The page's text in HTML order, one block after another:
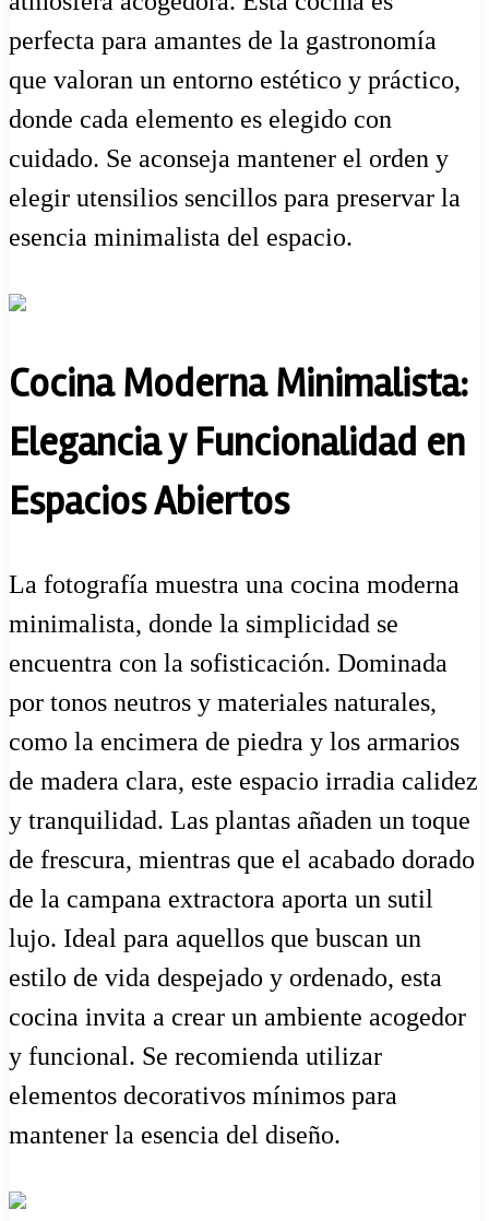
perfecta para amantes de la gastronomía
que valoran un entorno estético y práctico,
donde cada elemento es elegido con
cuidado. Se aconseja mantener el orden y
elegir utensilios sencillos para preservar la
esencia minimalista del espacio.
Cocina Moderna Minimalista:
Elegancia y Funcionalidad en
Espacios Abiertos
La fotografía muestra una cocina moderna
minimalista, donde la simplicidad se
encuentra con la sofisticación. Dominada
por tonos neutros y materiales naturales,
como la encimera de piedra y los armarios
de madera clara, este espacio irradia calidez
y tranquilidad. Las plantas añaden un toque
de frescura, mientras que el acabado dorado
de la campana extractora aporta un sutil
lujo. Ideal para aquellos que buscan un
estilo de vida despejado y ordenado, esta
cocina invita a crear un ambiente acogedor
y funcional. Se recomienda utilizar
elementos decorativos mínimos para
mantener la esencia del diseño.